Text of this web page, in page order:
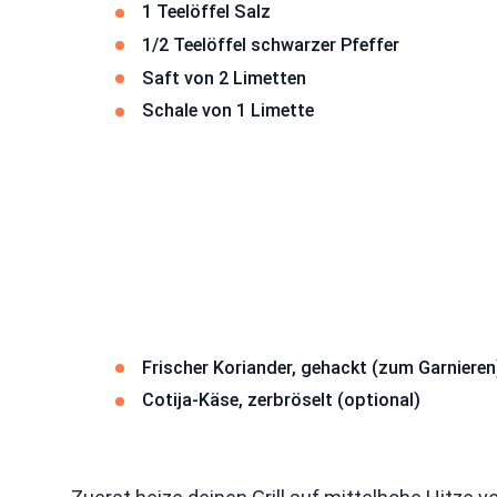
1 Teelöffel Salz
1/2 Teelöffel schwarzer Pfeffer
Saft von 2 Limetten
Schale von 1 Limette
Frischer Koriander, gehackt (zum
Cotija-Käse, zerbröselt (optional)